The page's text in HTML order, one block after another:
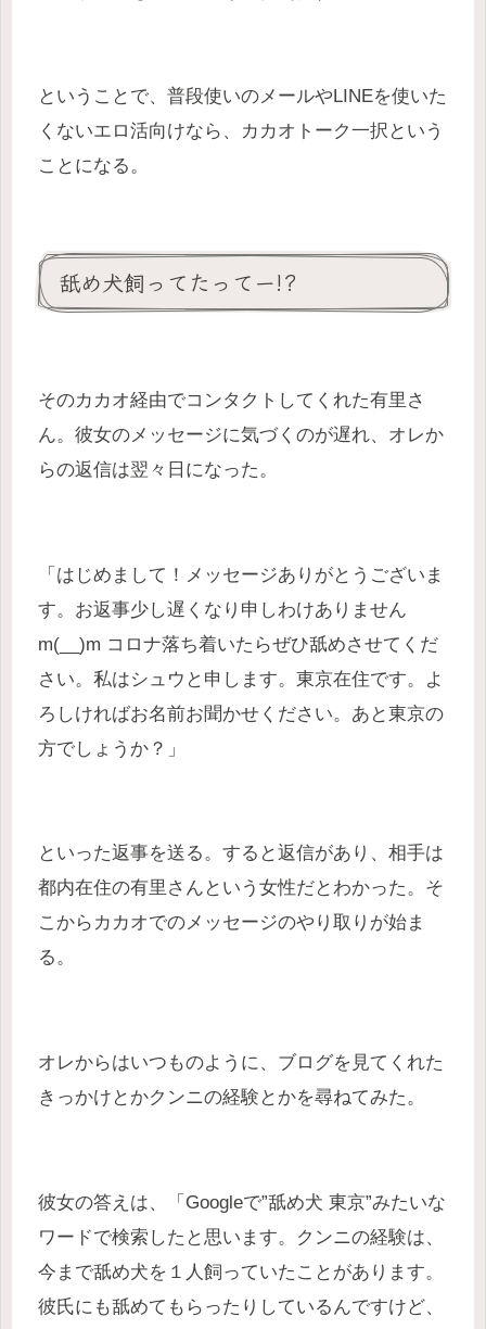
ということで、普段使いのメールやLINEを使いた
くないエロ活向けなら、カカオトーク一択という
ことになる。
舐め犬飼ってたってー!?
そのカカオ経由でコンタクトしてくれた有里さ
ん。彼女のメッセージに気づくのが遅れ、オレか
らの返信は翌々日になった。
「はじめまして！メッセージありがとうございま
す。お返事少し遅くなり申しわけありません
m(__)m コロナ落ち着いたらぜひ舐めさせてくだ
さい。私はシュウと申します。東京在住です。よ
ろしければお名前お聞かせください。あと東京の
方でしょうか？」
といった返事を送る。すると返信があり、相手は
都内在住の有里さんという女性だとわかった。そ
こからカカオでのメッセージのやり取りが始ま
る。
オレからはいつものように、ブログを見てくれた
きっかけとかクンニの経験とかを尋ねてみた。
彼女の答えは、「Googleで”舐め犬 東京”みたいな
ワードで検索したと思います。クンニの経験は、
今まで舐め犬を１人飼っていたことがあります。
彼氏にも舐めてもらったりしているんですけど、